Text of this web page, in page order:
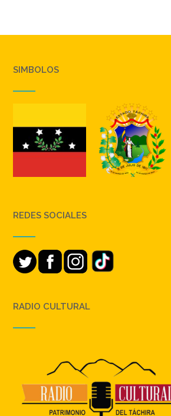
SIMBOLOS
REDES SOCIALES
RADIO CULTURAL